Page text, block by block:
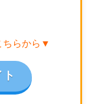
ちらから▼